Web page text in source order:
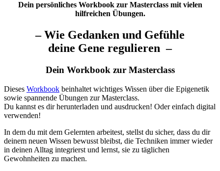
Dein persönliches Workbook zur Masterclass mit vielen
hilfreichen Übungen.
– Wie Gedanken und Gefühle
deine Gene regulieren –
Dein Workbook zur Masterclass
Dieses Workbook beinhaltet wichtiges Wissen über die Epigenetik
sowie spannende Übungen zur Masterclass.
Du kannst es dir herunterladen und ausdrucken! Oder einfach digital
verwenden!
In dem du mit dem Gelernten arbeitest, stellst du sicher, dass du dir
deinem neuen Wissen bewusst bleibst, die Techniken immer wieder
in deinen Alltag integrierst und lernst, sie zu täglichen
Gewohnheiten zu machen.